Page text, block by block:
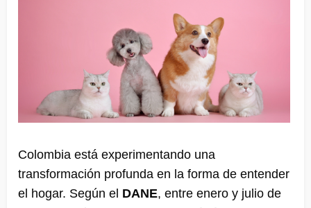
Colombia está experimentando una
transformación profunda en la forma de entender
el hogar. Según el DANE, entre enero y julio de